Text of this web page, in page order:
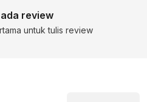
review
untuk tulis review